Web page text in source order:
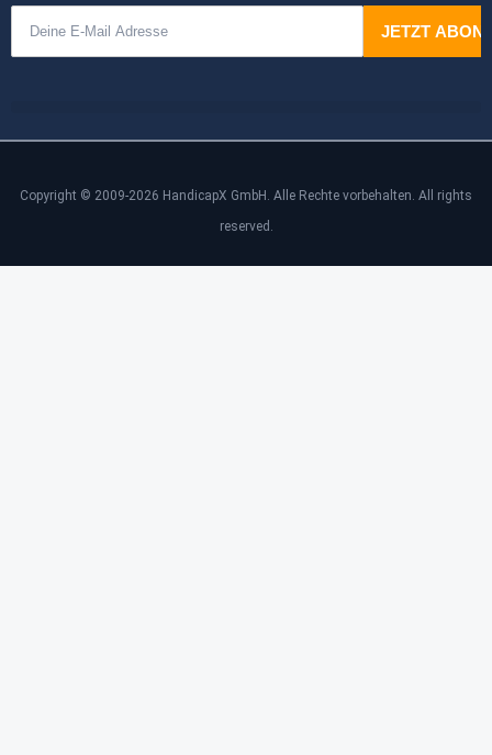
Copyright © 2009-2026 HandicapX GmbH. Alle Rechte vorbehalten. All rights
reserved.